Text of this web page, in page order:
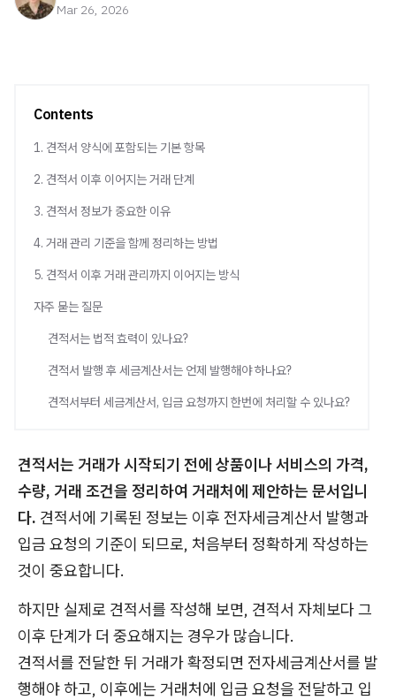
Mar 26, 2026
Contents
1. 견적서 양식에 포함되는 기본 항목
2. 견적서 이후 이어지는 거래 단계
3. 견적서 정보가 중요한 이유
4. 거래 관리 기준을 함께 정리하는 방법
5. 견적서 이후 거래 관리까지 이어지는 방식
자주 묻는 질문
견적서는 법적 효력이 있나요?
견적서 발행 후 세금계산서는 언제 발행해야 하나요?
견적서부터 세금계산서, 입금 요청까지 한번에 처리할 수 있나요?
견적서는 거래가 시작되기 전에 상품이나 서비스의 가격,
수량, 거래 조건을 정리하여 거래처에 제안하는 문서입니
다. 견적서에 기록된 정보는 이후 전자세금계산서 발행과
입금 요청의 기준이 되므로, 처음부터 정확하게 작성하는
것이 중요합니다.
하지만 실제로 견적서를 작성해 보면, 견적서 자체보다 그
이후 단계가 더 중요해지는 경우가 많습니다.
견적서를 전달한 뒤 거래가 확정되면 전자세금계산서를 발
행해야 하고, 이후에는 거래처에 입금 요청을 전달하고 입